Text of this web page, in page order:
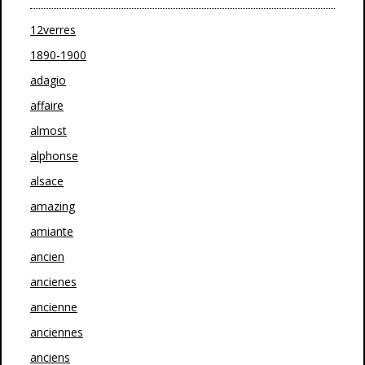
12verres
1890-1900
adagio
affaire
almost
alphonse
alsace
amazing
amiante
ancien
ancienes
ancienne
anciennes
anciens